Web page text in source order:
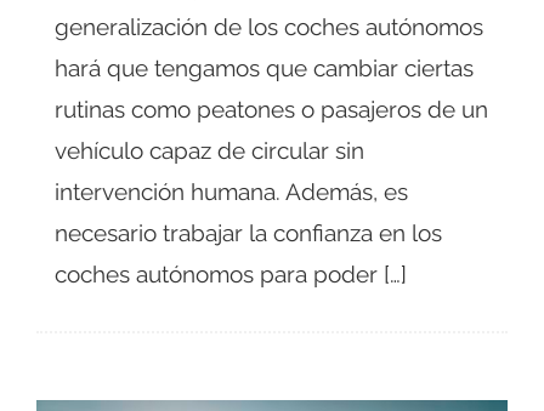
generalización de los coches autónomos
hará que tengamos que cambiar ciertas
rutinas como peatones o pasajeros de un
vehículo capaz de circular sin
intervención humana. Además, es
necesario trabajar la confianza en los
coches autónomos para poder […]